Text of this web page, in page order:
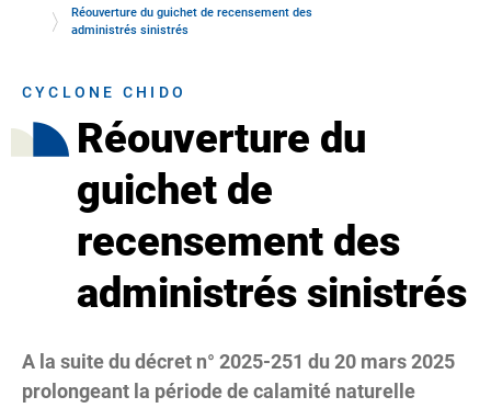
Réouverture du guichet de recensement des
administrés sinistrés
CYCLONE CHIDO
Réouverture du
guichet de
recensement des
administrés sinistrés
A la suite du décret n° 2025-251 du 20 mars 2025
prolongeant la période de calamité naturelle